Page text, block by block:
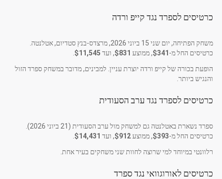
כרטיסים לספרד נגד קייפ ורדה
משחק הפתיחה, יום שני 15 ביוני 2026, מרצדס-בנץ סטדיום, אטלנטה.
כרטיסים החל מ- $341, ממוצע $831, ועד $11,545
הופעת בכורה של קייפ ורדה יוצרת עניין. למבינים, מדובר במשחק ספרד הזול
והנגיש ביותר.
כרטיסים לספרד נגד ערב הסעודית
ספרד נשארת באטלנטה גם למשחק מול ערב הסעודית (21 ביוני 2026).
כרטיסים החל מ-$393, ממוצע$912, ועד $14,431
רלוונטי במיוחד למי שרוצה לחוות שני משחקים בעיר אחת.
כרטיסים לאורוגוואי נגד ספרד